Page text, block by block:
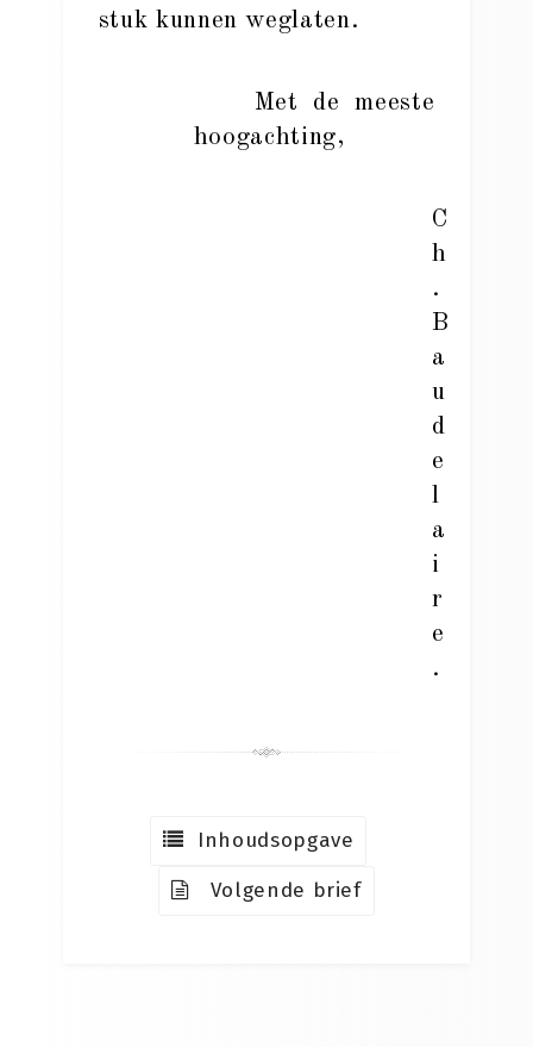
stuk kunnen weglaten.
Met de meeste
hoogachting,
C
h
.
B
a
u
d
e
l
a
i
r
e
.
Inhoudsopgave
Volgende brief